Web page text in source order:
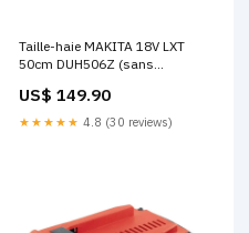
Taille-haie MAKITA 18V LXT
50cm DUH506Z (sans
1 - TOP 9
US$ 149.90
★★★★★ 4.8 (30 reviews)